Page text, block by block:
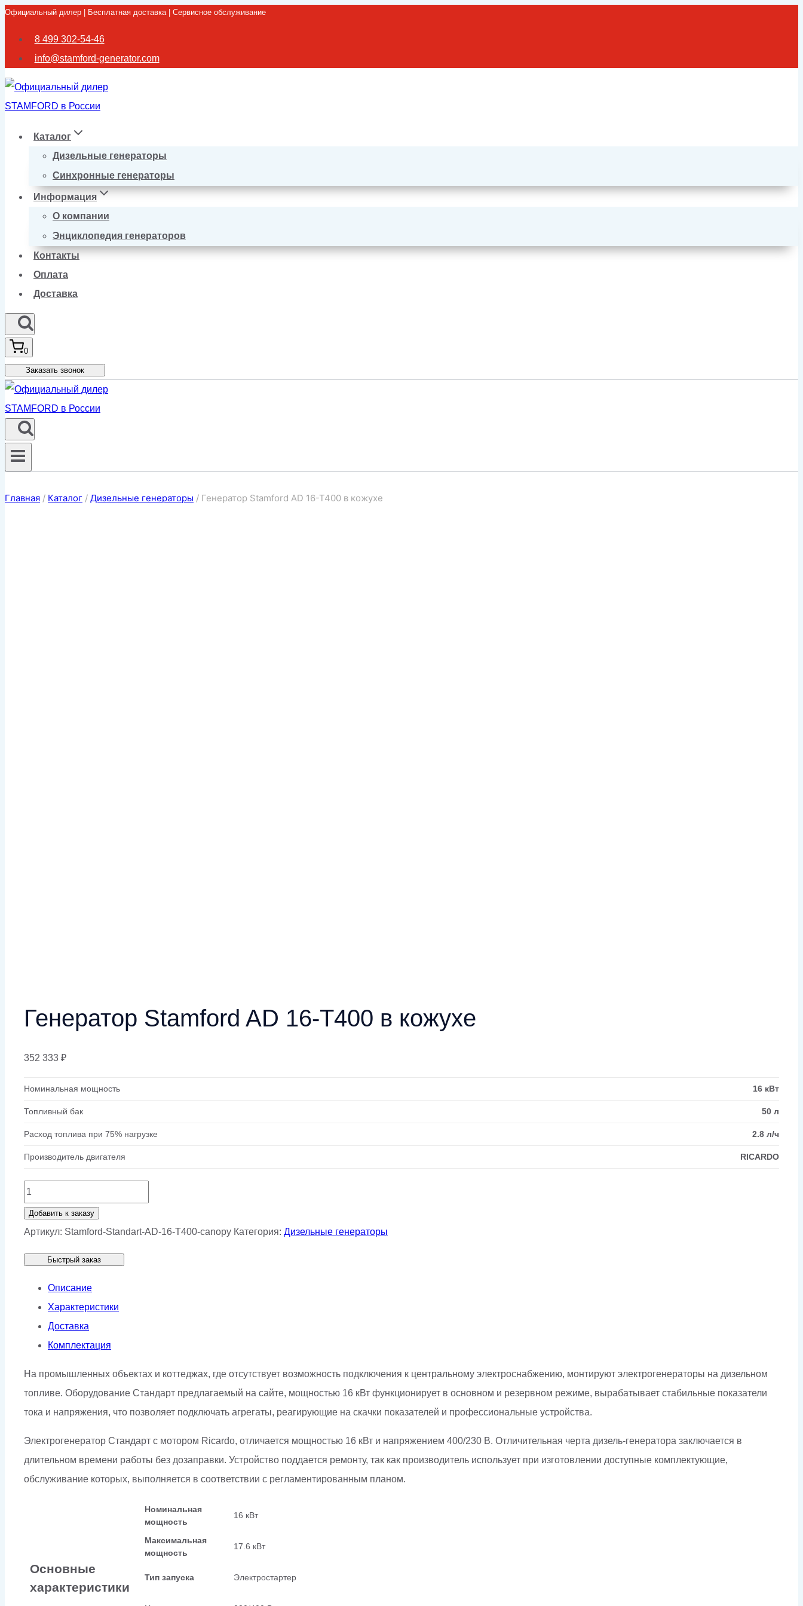
Перейти
Официальный дилер | Бесплатная доставка | Сервисное обслуживание
8 499 302-54-46
info@stamford-generator.com
Каталог
Дизельные генераторы
Синхронные генераторы
Информация
О компании
Энциклопедия генераторов
Контакты
Оплата
Доставка
0
Заказать звонок
Главная / Каталог / Дизельные генераторы / Генератор Stamford AD 16-T400 в кожухе
Генератор Stamford AD 16-T400 в кожухе
352 333 ₽
Номинальная мощность 16 кВт
Топливный бак 50 л
Расход топлива при 75% нагрузке 2.8 л/ч
Производитель двигателя RICARDO
Количество
товара
Генератор
AD
T400
кожухе
Добавить к заказу
Артикул: Stamford-Standart-AD-16-T400-canopy Категория: Дизельные генераторы
Быстрый заказ
Описание
Характеристики
Доставка
Комплектация
На промышленных объектах и коттеджах, где отсутствует возможность подключения к центральному электроснабжению, монтируют электрогенераторы на дизельном
топливе. Оборудование Стандарт предлагаемый на сайте, мощностью 16 кВт функционирует в основном и резервном режиме, вырабатывает стабильные показатели
тока и напряжения, что позволяет подключать агрегаты, реагирующие на скачки показателей и профессиональные устройства.
Электрогенератор Стандарт с мотором Ricardo, отличается мощностью 16 кВт и напряжением 400/230 В. Отличительная черта дизель-генератора заключается в
длительном времени работы без дозаправки. Устройство поддается ремонту, так как производитель использует при изготовлении доступные комплектующие,
обслуживание которых, выполняется в соответствии с регламентированным планом.
Основные
характеристики
Номинальная
мощность
16 кВт
Максимальная
мощность
17.6 кВт
Тип запуска Электростартер